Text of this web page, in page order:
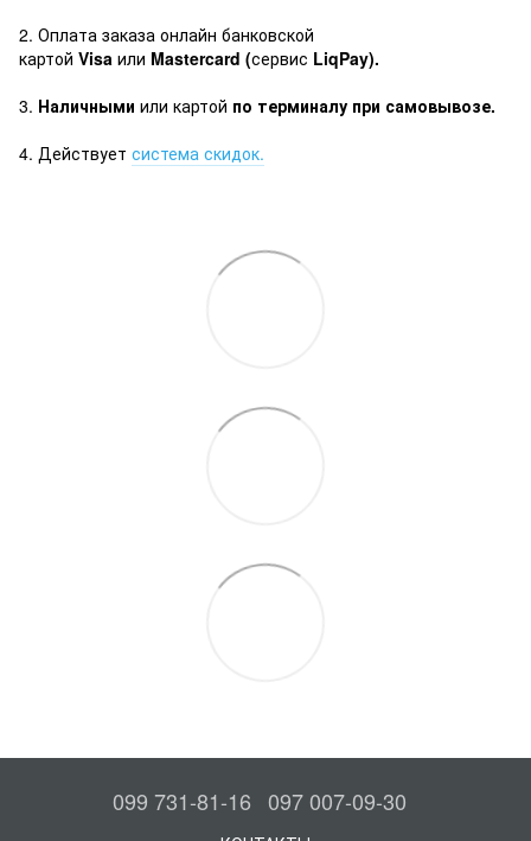
2. Оплата заказа онлайн банковской
картой Visa или Mastercard (сервис LiqPay).
3. Наличными или картой по терминалу при самовывозе.
4. Действует система скидок.
099 731-81-16 097 007-09-30